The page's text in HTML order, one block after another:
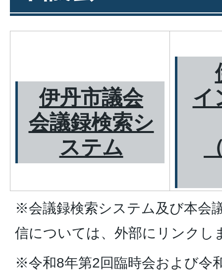
伊丹市議会
会議録検索シ
ステム
イ
※会議録検索システム及び本会
信については、外部にリンクし
※令和8年第2回臨時会および令